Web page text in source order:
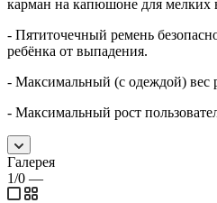
карман на капюшоне для мелких
- Пятиточечный ремень
ребёнка от выпадения.
- Максимальный (с одеждой) вес
- Максимальный рост
Галерея
1/0 —